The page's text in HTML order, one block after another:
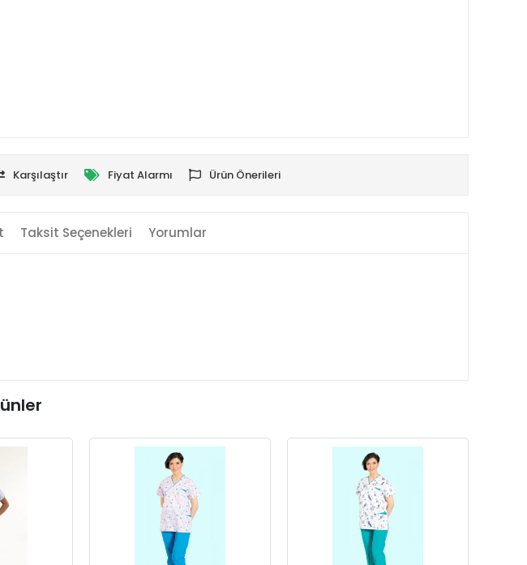
Karşılaştır Fiyat Alarmı Ürün Önerileri
Taksit Seçenekleri Yorumlar